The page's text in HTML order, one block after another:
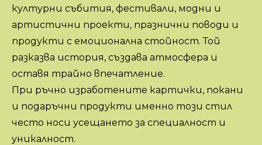
културни събития, фестивали, модни и
артистични проекти, празнични поводи и
продукти с емоционална стойност. Той
разказва история, създава атмосфера и
оставя трайно впечатление.
При ръчно изработените картички, покани
и подаръчни продукти именно този стил
често носи усещането за специалност и
уникалност.